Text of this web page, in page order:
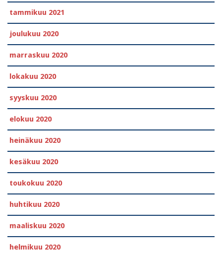
tammikuu 2021
joulukuu 2020
marraskuu 2020
lokakuu 2020
syyskuu 2020
elokuu 2020
heinäkuu 2020
kesäkuu 2020
toukokuu 2020
huhtikuu 2020
maaliskuu 2020
helmikuu 2020